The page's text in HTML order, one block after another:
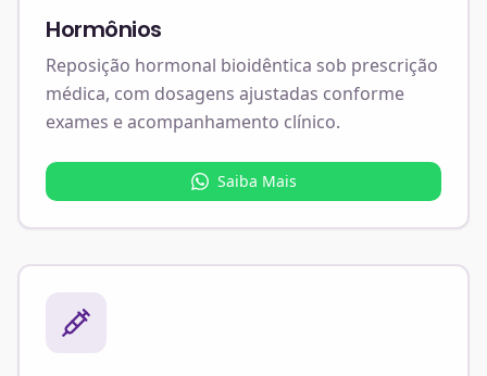
Hormônios
Reposição hormonal bioidêntica sob prescrição
médica, com dosagens ajustadas conforme
exames e acompanhamento clínico.
Saiba Mais